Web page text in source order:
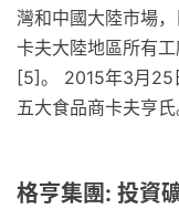
灣和中國大陸市場
卡夫大陸地區所有
[5]。 2015年3月25
五大食品商卡夫亨氏
格亨集團: 投資